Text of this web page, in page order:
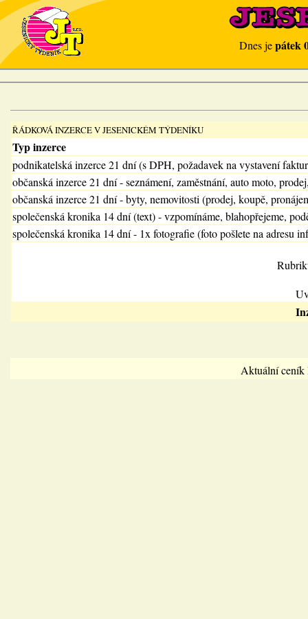
Dnes jepátek
ŘÁDKOVÁ INZERCE V JESENICKÉM TÝDENÍKU
Typ inzerce
podnikatelská inzerce 21 dní (s DPH, požadavek na vystavení
občanská inzerce 21 dní - seznámení, zaměstnání, auto moto,
občanská inzerce 21 dní - byty, nemovitosti (prodej, koupě,
společenská kronika 14 dní (text) - vzpomínáme, blahopřejeme,
společenská kronika 14 dní - 1x fotografie (foto pošlete na adresu
Aktuální ceník